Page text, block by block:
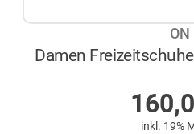
ON
Damen
inkl. 19%